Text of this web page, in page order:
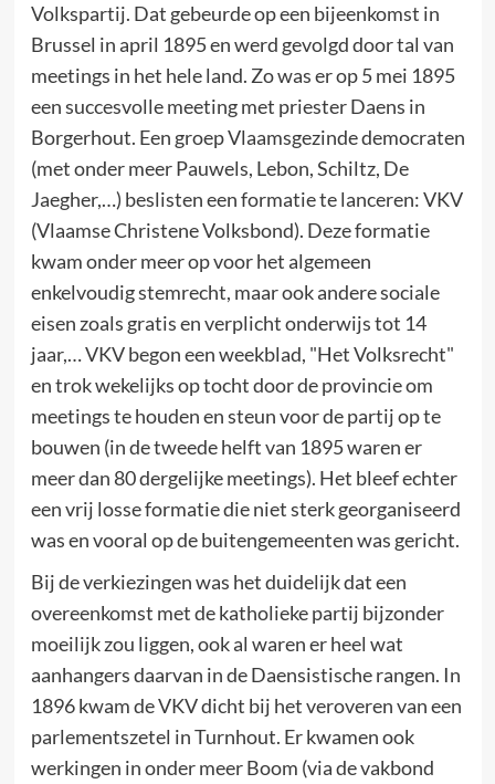
Volkspartij. Dat gebeurde op een bijeenkomst in
Brussel in april 1895 en werd gevolgd door tal van
meetings in het hele land. Zo was er op 5 mei 1895
een succesvolle meeting met priester Daens in
Borgerhout. Een groep Vlaamsgezinde democraten
(met onder meer Pauwels, Lebon, Schiltz, De
Jaegher,…) beslisten een formatie te lanceren: VKV
(Vlaamse Christene Volksbond). Deze formatie
kwam onder meer op voor het algemeen
enkelvoudig stemrecht, maar ook andere sociale
eisen zoals gratis en verplicht onderwijs tot 14
jaar,… VKV begon een weekblad, "Het Volksrecht"
en trok wekelijks op tocht door de provincie om
meetings te houden en steun voor de partij op te
bouwen (in de tweede helft van 1895 waren er
meer dan 80 dergelijke meetings). Het bleef echter
een vrij losse formatie die niet sterk georganiseerd
was en vooral op de buitengemeenten was gericht.
Bij de verkiezingen was het duidelijk dat een
overeenkomst met de katholieke partij bijzonder
moeilijk zou liggen, ook al waren er heel wat
aanhangers daarvan in de Daensistische rangen. In
1896 kwam de VKV dicht bij het veroveren van een
parlementszetel in Turnhout. Er kwamen ook
werkingen in onder meer Boom (via de vakbond